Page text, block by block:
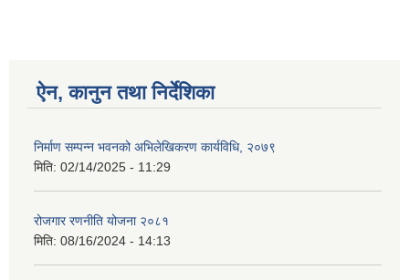
ऐन, कानुन तथा निर्देशिका
निर्माण सम्पन्न भवनको अभिलेखिकरण कार्यविधि, २०७९
मिति: 02/14/2025 - 11:29
रोजगार रणनीति योजना २०८१
मिति: 08/16/2024 - 14:13